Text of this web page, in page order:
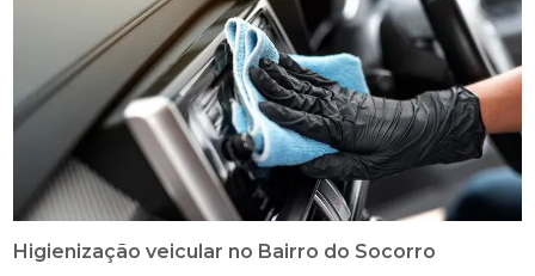
Higienização veicular no Bairro do Socorro